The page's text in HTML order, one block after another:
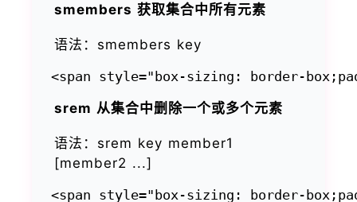
smembers 获取集合中所有元素
语法：smembers key
srem 从集合中删除一个或多个元素
语法：srem key member1
[member2 ...]